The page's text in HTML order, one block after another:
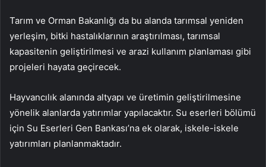
Tarım ve Orman Bakanlığı da bu alanda tarımsal yeniden
yerleşim, bitki hastalıklarının araştırılması, tarımsal
kapasitenin geliştirilmesi ve arazi kullanım planlaması gibi
projeleri hayata geçirecek.
Hayvancılık alanında altyapı ve üretimin geliştirilmesine
yönelik alanlarda yatırımlar yapılacaktır. Su eserleri bölümü
için Su Eserleri Gen Bankası’na ek olarak, iskele-iskele
yatırımları planlanmaktadır.